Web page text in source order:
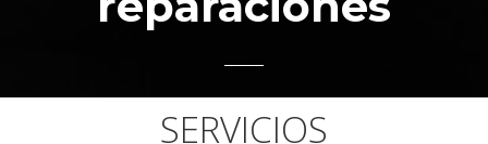
SERVICIOS